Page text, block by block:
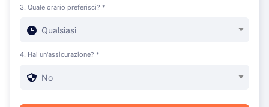
3. Quale orario preferisci? *
4. Hai un'assicurazione? *